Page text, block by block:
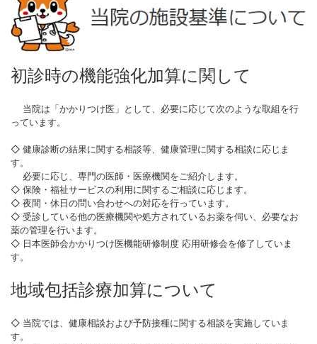
初診時の機能強化加算に関して
当院は「かかりつけ医」として、必要に応じて次のような取組を行
っています。
◇ 健康診断の結果に関する相談等、健康管理に関する相談に応じま
す。
必要に応じ、専門の医師・医療機関をご紹介します。
◇ 保険・福祉サービスの利用に関するご相談に応じます。
◇ 夜間・休日の問い合わせへの対応を行っています。
◇ 受診している他の医療機関や処方されているお薬を伺い、必要なお
薬の管理を行います。
◇ 日本医師会かかりつけ医機能研修制度 応用研修会を修了していま
す。
地域包括診療加算について
◇ 当院では、健康相談および予防接種に関する相談を実施していま
す。